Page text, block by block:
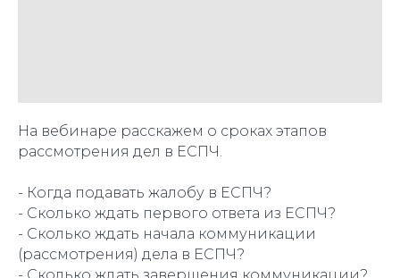
На вебинаре расскажем о сроках этапов
рассмотрения дел в ЕСПЧ.
- Когда подавать жалобу в ЕСПЧ?
- Сколько ждать первого ответа из ЕСПЧ?
- Сколько ждать начала коммуникации
(рассмотрения) дела в ЕСПЧ?
- Сколько ждать завершения коммуникации?